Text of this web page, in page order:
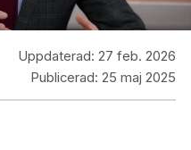
Uppdaterad: 27 feb. 2026
Publicerad: 25 maj 2025